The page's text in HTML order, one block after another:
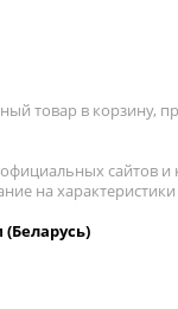
товар в корзину,
сайтов и
на
(Беларусь)